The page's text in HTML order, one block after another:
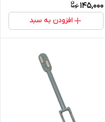
145,000
افزودن به سبد